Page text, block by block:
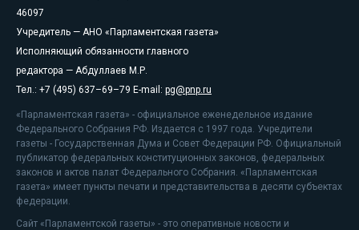
46097
Учредитель — АНО «Парламентская газета»
Исполняющий обязанности главного
редактора — Абдуллаев М.Р.
Тел.: +7 (495) 637–69–79 E-mail: pg@pnp.ru
«Парламентская газета» - официальное еженедельное издание
Федерального Собрания РФ. Издается с 1997 года. Учредители
газеты - Государственная Дума и Совет Федерации РФ. Официальный
публикатор федеральных конституционных законов, федеральных
законов и актов палат Федерального Собрания. «Парламентская
газета» имеет пункты печати и представительства в десяти субъектах
федерации.
Сайт «Парламентской газеты» - это оперативные новости и